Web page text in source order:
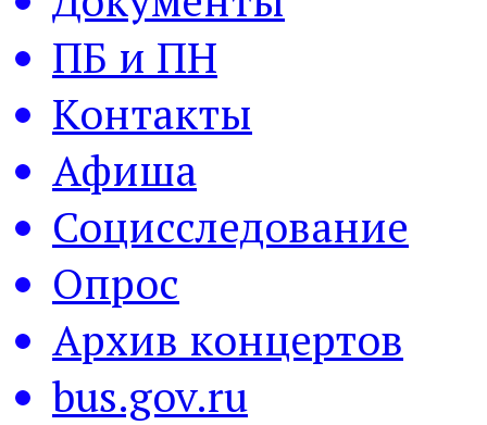
ПБ и ПН
Контакты
Афиша
Социсследование
Опрос
Архив концертов
bus.gov.ru